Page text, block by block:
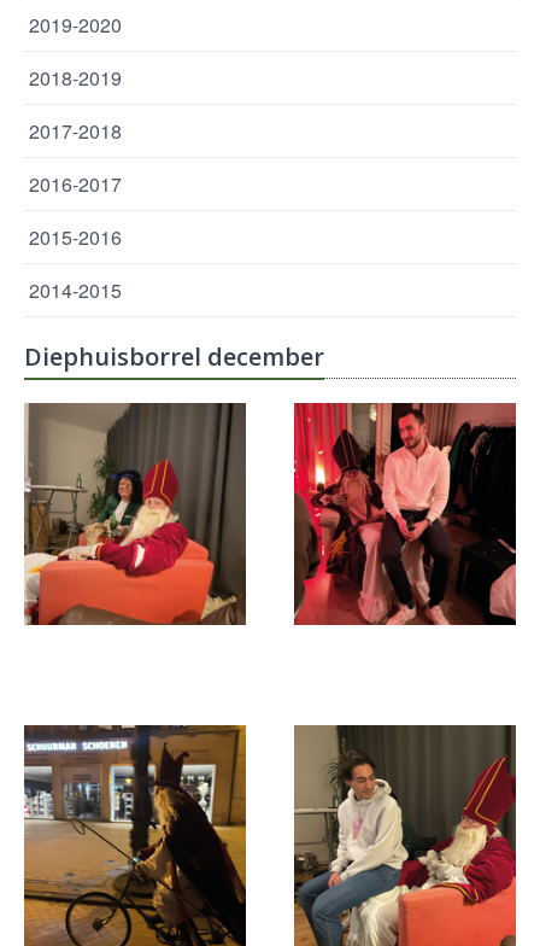
2019-2020
2018-2019
2017-2018
2016-2017
2015-2016
2014-2015
Diephuisborrel december